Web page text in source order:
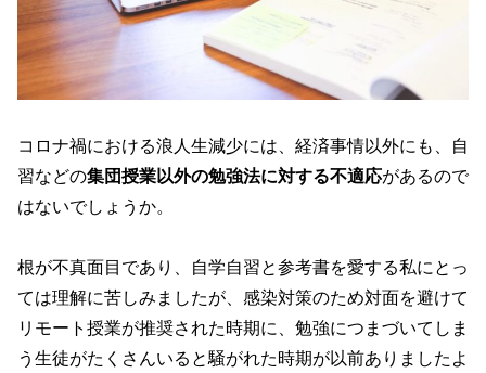
コロナ禍における浪人生減少には、経済事情以外にも、自
習などの集団授業以外の勉強法に対する不適応があるので
はないでしょうか。
根が不真面目であり、自学自習と参考書を愛する私にとっ
ては理解に苦しみましたが、感染対策のため対面を避けて
リモート授業が推奨された時期に、勉強につまづいてしま
う生徒がたくさんいると騒がれた時期が以前ありましたよ